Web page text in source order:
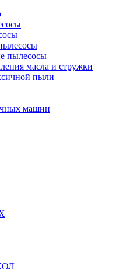
пылесосы
масла и стружки
пыли
машин